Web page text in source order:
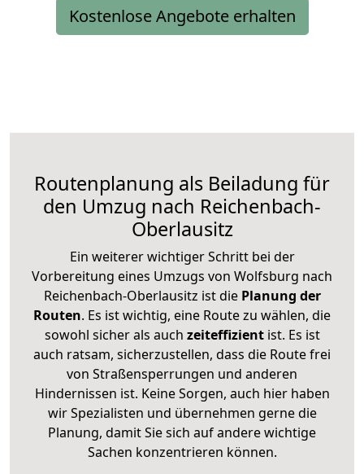
Kostenlose Angebote erhalten
Routenplanung als Beiladung für
den Umzug nach Reichenbach-
Oberlausitz
Ein weiterer wichtiger Schritt bei der
Vorbereitung eines Umzugs von Wolfsburg nach
Reichenbach-Oberlausitz ist diePlanung der
Routen. Es ist wichtig, eine Route zu wählen, die
sowohl sicher als auch zeiteffizientist. Es ist
auch ratsam, sicherzustellen, dass die Route frei
von Straßensperrungen und anderen
Hindernissen ist. Keine Sorgen, auch hier haben
wir Spezialisten und übernehmen gerne die
Planung, damit Sie sich auf andere wichtige
Sachen konzentrieren können.